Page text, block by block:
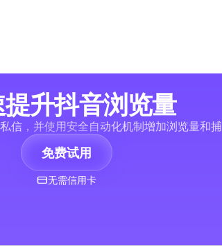
升抖音浏览量
信，并使用安全自动化机制增加浏览量和捕
免费试用
无需信用卡